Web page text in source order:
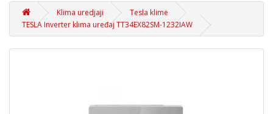
Klima uredjaji
Tesla klime
TESLA Inverter klima uređaj TT34EX82SM-1232IAW